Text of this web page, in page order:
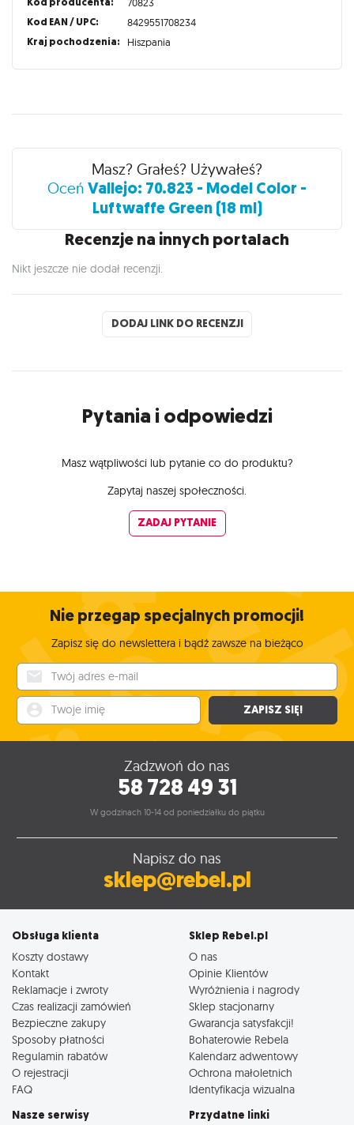
70823
Kod EAN / UPC: 8429551708234
Kraj pochodzenia: Hiszpania
Recenzje
Masz? Grałeś? Używałeś?
Oceń Vallejo: 70.823 - Model Color -
Luftwaffe Green (18 ml)
Recenzje na innych portalach
Nikt jeszcze nie dodał recenzji.
DODAJ LINK DO RECENZJI
Pytania i odpowiedzi
Masz wątpliwości lub pytanie co do produktu?
Zapytaj naszej społeczności.
ZADAJ PYTANIE
Nie przegap specjalnych promocji!
Zapisz się do newslettera i bądź zawsze na bieżąco
ZAPISZ SIĘ!
Zadzwoń do nas
58 728 49 31
W godzinach 10-14 od poniedziałku do piątku
Napisz do nas
sklep@rebel.pl
Obsługa klienta
Koszty dostawy
Kontakt
Reklamacje i zwroty
Czas realizacji zamówień
Bezpieczne zakupy
Sposoby płatności
Regulamin rabatów
O rejestracji
FAQ
Sklep Rebel.pl
O nas
Opinie Klientów
Wyróżnienia i nagrody
Sklep stacjonarny
Gwarancja satysfakcji!
Bohaterowie Rebela
Kalendarz adwentowy
Ochrona małoletnich
Identyfikacja wizualna
Nasze serwisy Przydatne linki